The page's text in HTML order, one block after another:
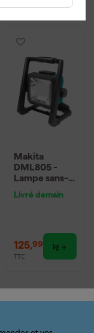
TTC
Makita
DML805 -
Lampe sans-
Li-ion -
Batteries ou
secteur
Livré demain
125,99
TTC